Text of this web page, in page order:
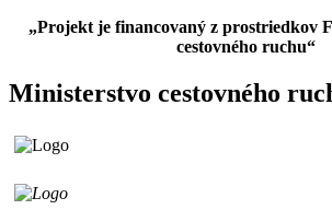
„Projekt je financovaný z prostriedkov
cestovného ruchu“
Ministerstvo cestovného